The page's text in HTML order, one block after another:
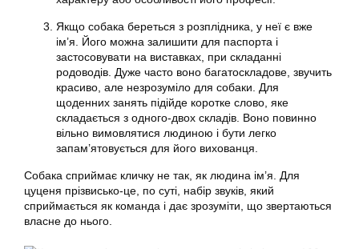
Якщо собака береться з розплідника, у неї є вже
ім’я. Його можна залишити для паспорта і
застосовувати на виставках, при складанні
родоводів. Дуже часто воно багатоскладове, звучить
красиво, але незрозуміло для собаки. Для
щоденних занять підійде коротке слово, яке
складається з одного-двох складів. Воно повинно
вільно вимовлятися людиною і бути легко
запам’ятовується для його вихованця.
Собака сприймає кличку не так, як людина ім’я. Для
цуценя прізвисько-це, по суті, набір звуків, який
сприймається як команда і дає зрозуміти, що звертаються
власне до нього.